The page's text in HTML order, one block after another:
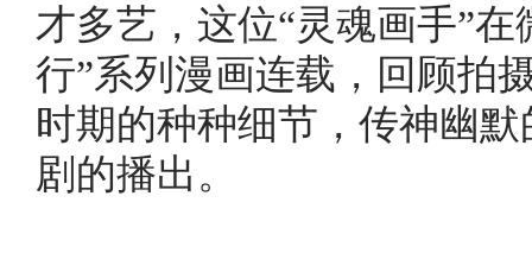
才多艺，这位“灵魂画手”
行”系列漫画连载，回顾拍
时期的种种细节，传神幽
剧的播出。